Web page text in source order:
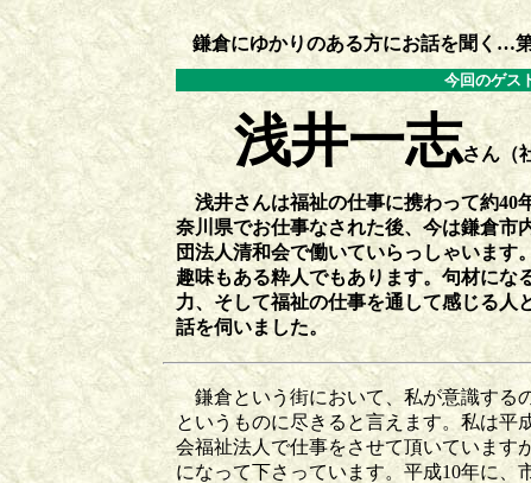
鎌倉にゆかりのある方にお話を聞く…
今回のゲス
浅井一志さん（
浅井さんは福祉の仕事に携わって約40
奈川県でお仕事なされた後、今は鎌倉市
団法人清和会で働いていらっしゃいます
趣味もある粋人でもあります。句材にな
力、そして福祉の仕事を通して感じる人
話を伺いました。
鎌倉という街において、私が意識する
というものに尽きると言えます。私は平
会福祉法人で仕事をさせて頂いています
になって下さっています。平成10年に、